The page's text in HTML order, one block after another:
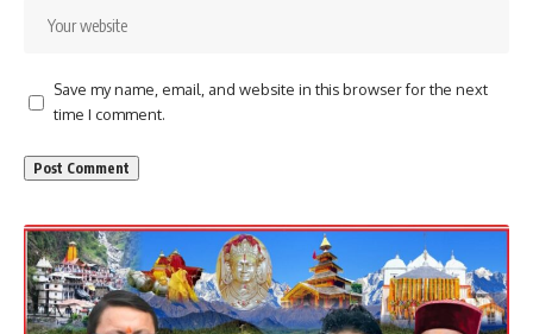
Save my name, email, and website in this browser for the next
time I comment.